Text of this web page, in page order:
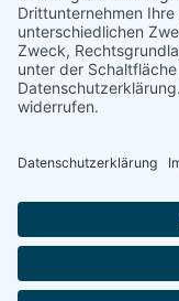
Food
Reservations
Book a Table
Powered by OpenTable
Menu